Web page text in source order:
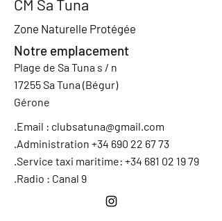
CM Sa Tuna
Zone Naturelle Protégée
Notre emplacement
Plage de Sa Tuna s / n
17255 Sa Tuna (Bégur)
Gérone
.Email : clubsatuna@gmail.com
.Administration +34 690 22 67 73
.Service taxi maritime: +34 681 02 19 79
.Radio : Canal 9